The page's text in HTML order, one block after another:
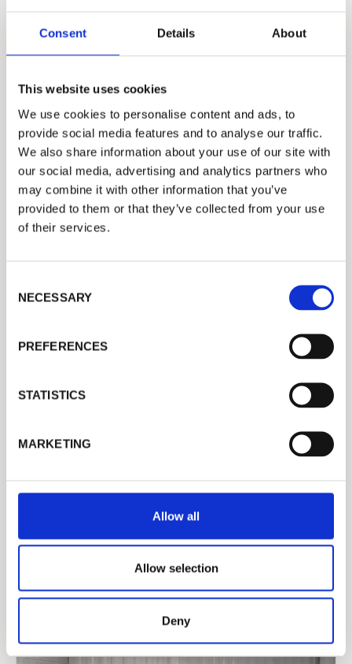
Consent Details About
This website uses cookies
We use cookies to personalise content and ads, to
provide social media features and to analyse our traffic.
We also share information about your use of our site with
our social media, advertising and analytics partners who
may combine it with other information that you’ve
provided to them or that they’ve collected from your use
of their services.
NECESSARY
PREFERENCES
STATISTICS
MARKETING
Allow all
Allow selection
Deny
取得了巨大的效果
PAPER & BOARD, 纸品
瑞典的BillerudKorsnäs公司购买博西迈科思
的大型集成式断纸监视和病纸检测系统